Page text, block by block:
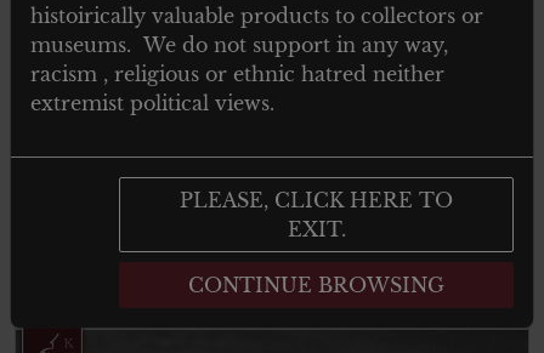
€ 20.00
Elastolin Heer Waldhornbläser
Add to cart
histoirically valuable products to collectors or
museums. We do not support in any way,
racism , religious or ethnic hatred neither
extremist political views.
PLEASE, CLICK HERE TO
EXIT.
CONTINUE BROWSING